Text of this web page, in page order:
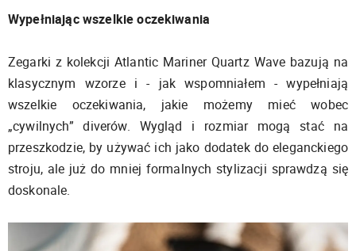
Wypełniając wszelkie oczekiwania
Zegarki z kolekcji Atlantic Mariner Quartz Wave bazują na
klasycznym wzorze i - jak wspomniałem - wypełniają
wszelkie oczekiwania, jakie możemy mieć wobec
„cywilnych” diverów. Wygląd i rozmiar mogą stać na
przeszkodzie, by używać ich jako dodatek do eleganckiego
stroju, ale już do mniej formalnych stylizacji sprawdzą się
doskonale.